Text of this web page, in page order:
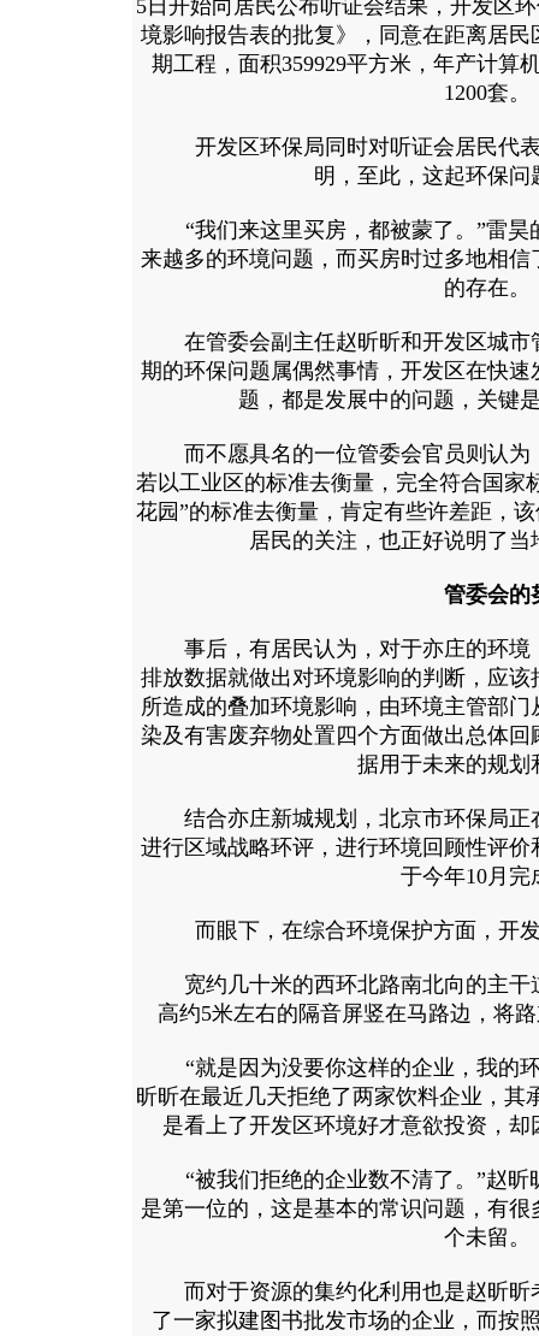
5日开始向居民公布听证会结果，开发区
境影响报告表的批复》，同意在距离居民
期工程，面积359929平方米，年产计算
1200套。
开发区环保局同时对听证会居民代表
明，至此，这起环保问
“我们来这里买房，都被蒙了。”雷昊
来越多的环境问题，而买房时过多地相
的存在。
在管委会副主任赵昕昕和开发区城市
期的环保问题属偶然事情，开发区在快
题，都是发展中的问题，关键
而不愿具名的一位管委会官员则认为
若以工业区的标准去衡量，完全符合国家
花园”的标准去衡量，肯定有些许差距，
居民的关注，也正好说明了
管委会的
事后，有居民认为，对于亦庄的环境
排放数据就做出对环境影响的判断，应
所造成的叠加环境影响，由环境主管部
染及有害废弃物处置四个方面做出总体
据用于未来的规划
结合亦庄新城规划，北京市环保局正
进行区域战略环评，进行环境回顾性评
于今年10月完
而眼下，在综合环境保护方面，开发
宽约几十米的西环北路南北向的主干
高约5米左右的隔音屏竖在马路边，将
“就是因为没要你这样的企业，我的环
昕昕在最近几天拒绝了两家饮料企业，其
是看上了开发区环境好才意欲投资，
“被我们拒绝的企业数不清了。”赵昕
是第一位的，这是基本的常识问题，有
个未留。
而对于资源的集约化利用也是赵昕昕
了一家拟建图书批发市场的企业，而按